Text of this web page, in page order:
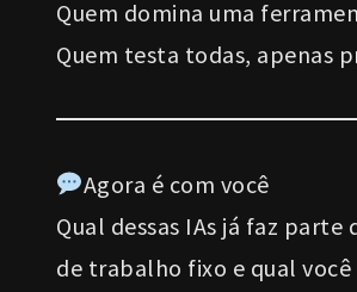
Quem domina uma
Quem testa todas, apenas
Agora é com você
Qual dessas IAs já faz parte
de trabalho fixo e qual você